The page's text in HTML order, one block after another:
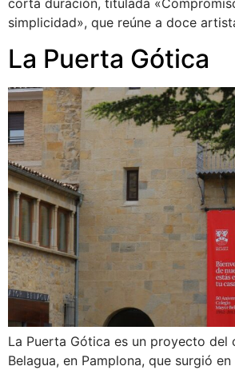
corta duración, titulada
simplicidad», que reúne a doce
La Puerta Gótica
La Puerta Gótica es un proyecto del
Belagua, en Pamplona, que surgió